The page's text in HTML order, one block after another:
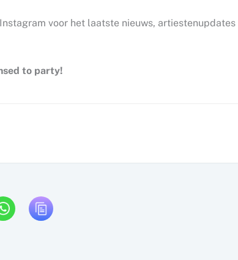
voor het laatste nieuws, artiestenupdates
to party!